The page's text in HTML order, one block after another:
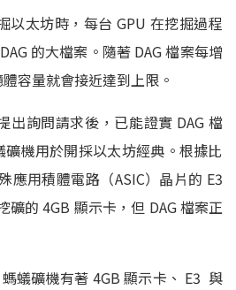
以太坊時，每台GPU 在挖掘過程
DAG 的大檔案。隨著 DAG檔案每增
容量就會接近達到上限。
出詢問請求後，已能證實 DAG檔
礦機用於開採以太坊經典。 根據比
應用積體電路（ASIC） 晶片的 E3
礦的4GB 顯示卡，但 DAG檔案正
螞蟻礦機有著 4GB顯示卡、 E3 與